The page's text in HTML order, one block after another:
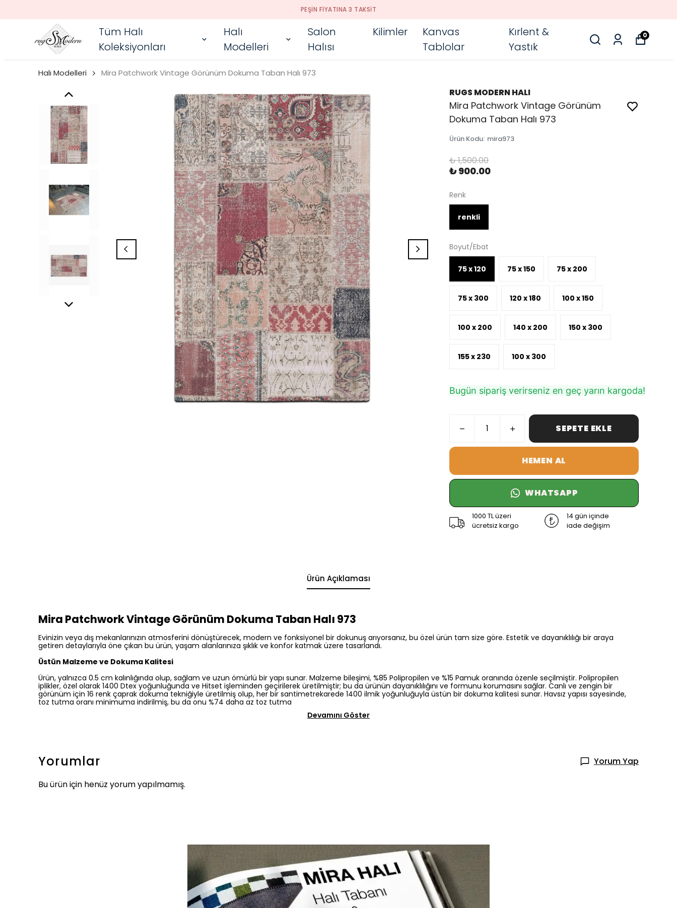
PEŞIN FIYATINA 3 TAKSIT
Tüm Halı
Koleksiyonları
Halı
Modelleri
Salon
Halısı
Kilimler
Kanvas
Tablolar
Kırlent &
Yastık
0
Halı Modelleri Mira Patchwork Vintage Görünüm Dokuma Taban Halı 973
RUGS MODERN HALI
Mira Patchwork Vintage Görünüm
Dokuma Taban Halı 973
Ürün Kodu: mira973
₺ 1,500.00
₺ 900.00
Renk
renkli
Boyut/Ebat
75 x 120 75 x 150 75 x 200
75 x 300 120 x 180 100 x 150
100 x 200 140 x 200 150 x 300
155 x 230 100 x 300
Bugün sipariş verirseniz en geç yarın kargoda!
SEPETE EKLE
HEMEN AL
WHATSAPP
1000 TL üzeri
ücretsiz kargo
14 gün içinde
iade değişim
Ürün Açıklaması
Mira Patchwork Vintage Görünüm Dokuma Taban Halı 973
Evinizin veya dış mekanlarınızın atmosferini dönüştürecek, modern ve fonksiyonel bir dokunuş arıyorsanız, bu özel ürün tam size göre. Estetik ve dayanıklılığı bir araya
getiren detaylarıyla öne çıkan bu ürün, yaşam alanlarınıza şıklık ve konfor katmak üzere tasarlandı.
Üstün Malzeme ve Dokuma Kalitesi
Ürün, yalnızca 0.5 cm kalınlığında olup, sağlam ve uzun ömürlü bir yapı sunar. Malzeme bileşimi, %85 Polipropilen ve %15 Pamuk oranında özenle seçilmiştir. Polipropilen
iplikler, özel olarak 1400 Dtex yoğunluğunda ve Hitset işleminden geçirilerek üretilmiştir; bu da ürünün dayanıklılığını ve formunu korumasını sağlar. Canlı ve zengin bir
görünüm için 16 renk çaprak dokuma tekniğiyle üretilmiş olup, her bir santimetrekarede 1400 ilmik yoğunluğuyla üstün bir dokuma kalitesi sunar. Havsız yapısı sayesinde,
toz tutma oranı minimuma indirilmiş, bu da onu %74 daha az toz tutma
Devamını Göster
Yorumlar
Yorum Yap
Bu ürün için henüz yorum yapılmamış.